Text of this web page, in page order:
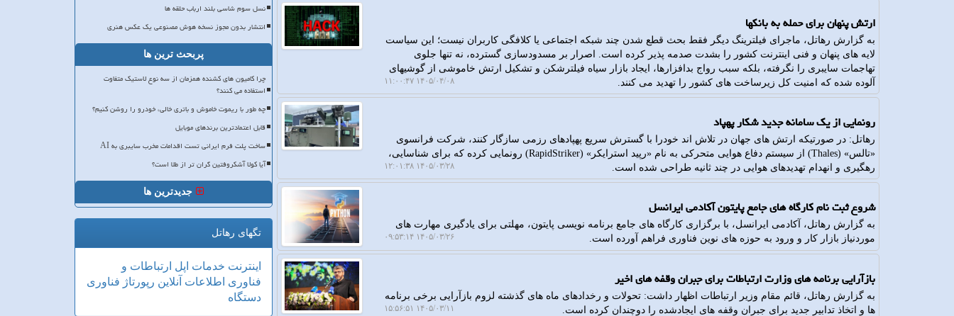
ارتش پنهان برای حمله به بانکها
به گزارش رهاتل، ماجرای فیلترینگ دیگر فقط بحث قطع شدن چند شبکه اجتماعی یا کلافگی کاربران نیست؛ این سیاست
لایه های پنهان و فنی اینترنت کشور را بشدت صدمه پذیر کرده است. اصرار بر مسدودسازی گسترده، نه تنها جلوی
تهاجمات سایبری را نگرفته، بلکه سبب رواج بدافزارها، ایجاد بازار سیاه فیلترشکن و تشکیل ارتش خاموشی از گوشیهای
آلوده شده که امنیت کل زیرساخت های کشور را تهدید می کنند.
۱۴۰۵/۰۴/۰۸ ۱۱:۰۰:۴۷
رونمایی از یک سامانه جدید شکار پهپاد
رهاتل: در صورتیکه ارتش های جهان در تلاش اند خودرا با گسترش سریع پهپادهای رزمی سازگار کنند، شرکت فرانسوی
«تالس» (Thales) از سیستم دفاع هوایی متحرکی به نام «رپید استرایکر» (RapidStriker) رونمایی کرده که برای شناسایی،
رهگیری و انهدام تهدیدهای هوایی در چند ثانیه طراحی شده است.
۱۴۰۵/۰۳/۲۸ ۱۲:۰۱:۳۸
شروع ثبت نام کارگاه های جامع پایتون آکادمی ایرانسل
به گزارش رهاتل، آکادمی ایرانسل، با برگزاری کارگاه های جامع برنامه نویسی پایتون، مهلتی برای یادگیری مهارت های
موردنیاز بازار کار و ورود به حوزه های نوین فناوری فراهم آورده است.
۱۴۰۵/۰۳/۲۶ ۰۹:۵۳:۱۴
بازآرایی برنامه های وزارت ارتباطات برای جبران وقفه های اخیر
به گزارش رهاتل، قائم مقام وزیر ارتباطات اظهار داشت: تحولات و رخدادهای ماه های گذشته لزوم بازآرایی برخی برنامه
ها و اتخاذ تدابیر جدید برای جبران وقفه های ایجادشده را دوچندان کرده است.
۱۴۰۵/۰۳/۱۱ ۱۵:۵۶:۵۱
نسل سوم شاسی بلند ارباب حلقه ها
انتشار بدون مجوز نسخه هوش مصنوعی یک عکس هنری
پربحث ترین ها
چرا کامیون های کشنده همزمان از سه نوع لاستیک متفاوت
استفاده می کنند؟
چه طور با ریموت خاموش و باتری خالی، خودرو را روشن کنیم؟
قابل اعتمادترین برندهای موبایل
ساخت پلت فرم ایرانی تست اقدامات مخرب سایبری به AI
آیا کولا آشکروفتین گران تر از طلا است؟
جدیدترین ها
تگهای رهاتل
اینترنت خدمات اپل ارتباطات و
فناوری اطلاعات آنلاین رپورتاژ فناوری
دستگاه